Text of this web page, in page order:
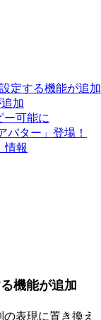
定する機能が追加
加
可能に
ター」登場！
情報
機能が追加
表現に置き換え